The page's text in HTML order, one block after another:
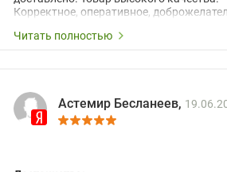
Корректное, оперативное,
Читать полностью
Астемир Бесланеев,